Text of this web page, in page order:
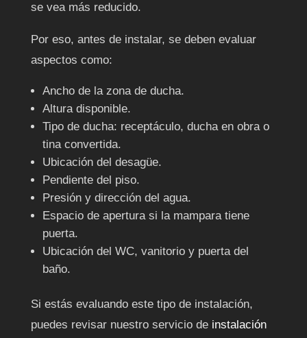
se vea más reducido.
Por eso, antes de instalar, se deben evaluar
aspectos como:
Ancho de la zona de ducha.
Altura disponible.
Tipo de ducha: receptáculo, ducha en obra o
tina convertida.
Ubicación del desagüe.
Pendiente del piso.
Presión y dirección del agua.
Espacio de apertura si la mampara tiene
puerta.
Ubicación del WC, vanitorio y puerta del
baño.
Si estás evaluando este tipo de instalación,
puedes revisar nuestro servicio de instalación